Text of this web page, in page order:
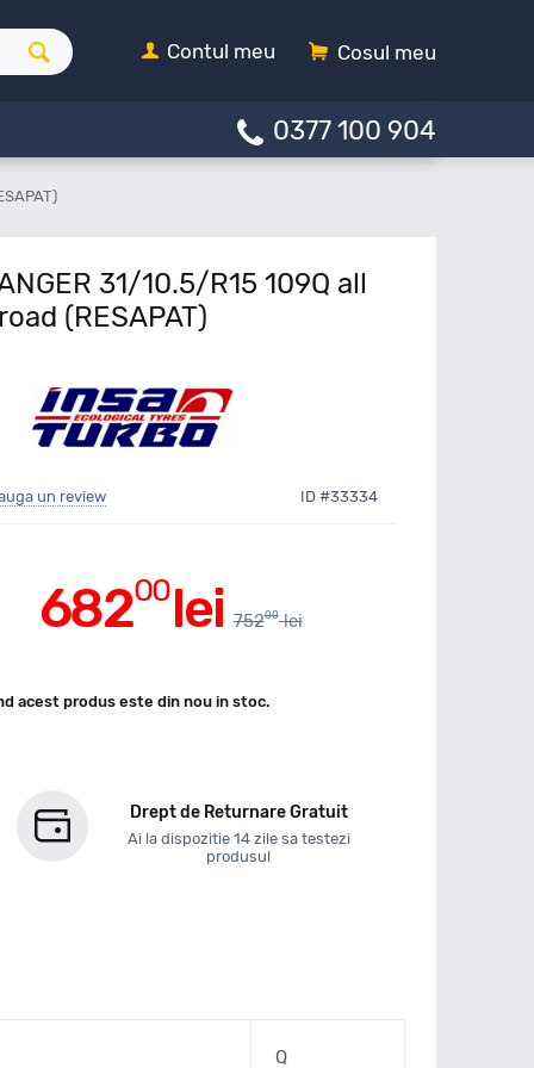
Cosul meu
Contul meu
0377 100 904
31/10.5/R15 109Q all
(RESAPAT)
un review ID #33334
68200lei 75200 lei
acest produs este din nou in stoc.
Drept de Returnare Gratuit
Ai la dispozitie 14 zile sa testezi
produsul
Q